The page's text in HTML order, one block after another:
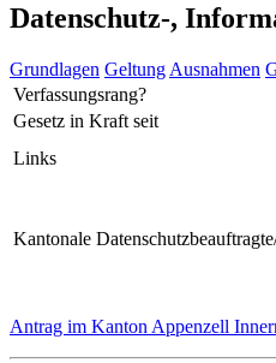
Datenschutz-,
Grundlagen Geltung Ausnahmen
Verfassungsrang?
Gesetz in Kraft seit
Links
Kantonale
Antrag im Kanton Appenzell